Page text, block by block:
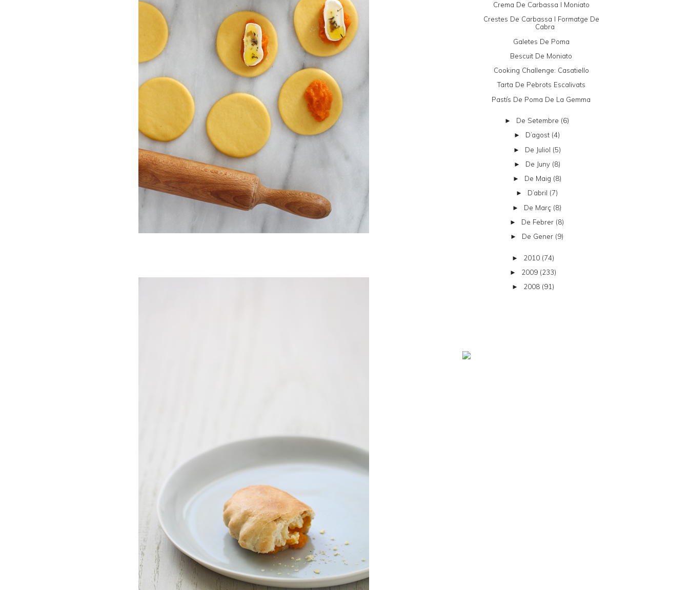
Crema De Carbassa I Moniato
Crestes De Carbassa I Formatge De
Cabra
Galetes De Poma
Bescuit De Moniato
Cooking Challenge: Casatiello
Tarta De Pebrots Escalivats
Pastís De Poma De La Gemma
► De Setembre (6)
► D’agost (4)
► De Juliol (5)
► De Juny (8)
► De Maig (8)
► D’abril (7)
► De Març (8)
► De Febrer (8)
► De Gener (9)
► 2010 (74)
► 2009 (233)
► 2008 (91)